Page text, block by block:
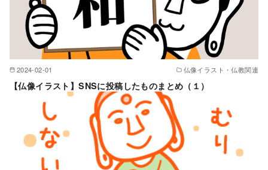
2024-02-01 仏像イラスト・仏教関連
【仏像イラスト】SNSに投稿したものまとめ（１）